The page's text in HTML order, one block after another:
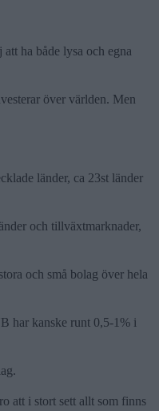
ha både lysa och egna
över världen. Men
länder, ca 23st länder
och tillväxtmarknader,
och små bolag över hela
har kanske runt 0,5-1% i
att i stort sett allt som finns